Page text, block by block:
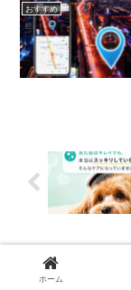
おすすめ
PM2.5測定器のお
ホーム